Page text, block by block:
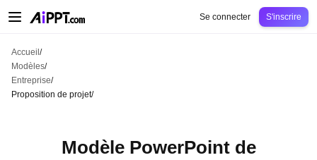
Éducation
Se connecter S'inscrire
Accueil /
Modèles/
Entreprise/
Proposition de projet/
Modèle PowerPoint de